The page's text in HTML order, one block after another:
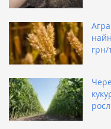
грн/